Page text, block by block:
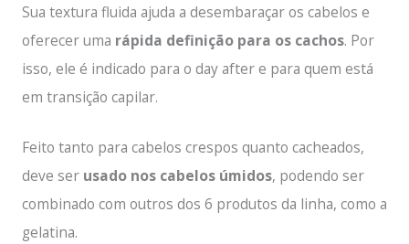
Sua textura fluida ajuda a desembaraçar os cabelos e
oferecer uma rápida definição para os cachos. Por
isso, ele é indicado para o day after e para quem está
em transição capilar.
Feito tanto para cabelos crespos quanto cacheados,
deve ser usado nos cabelos úmidos, podendo ser
combinado com outros dos 6 produtos da linha, como a
gelatina.